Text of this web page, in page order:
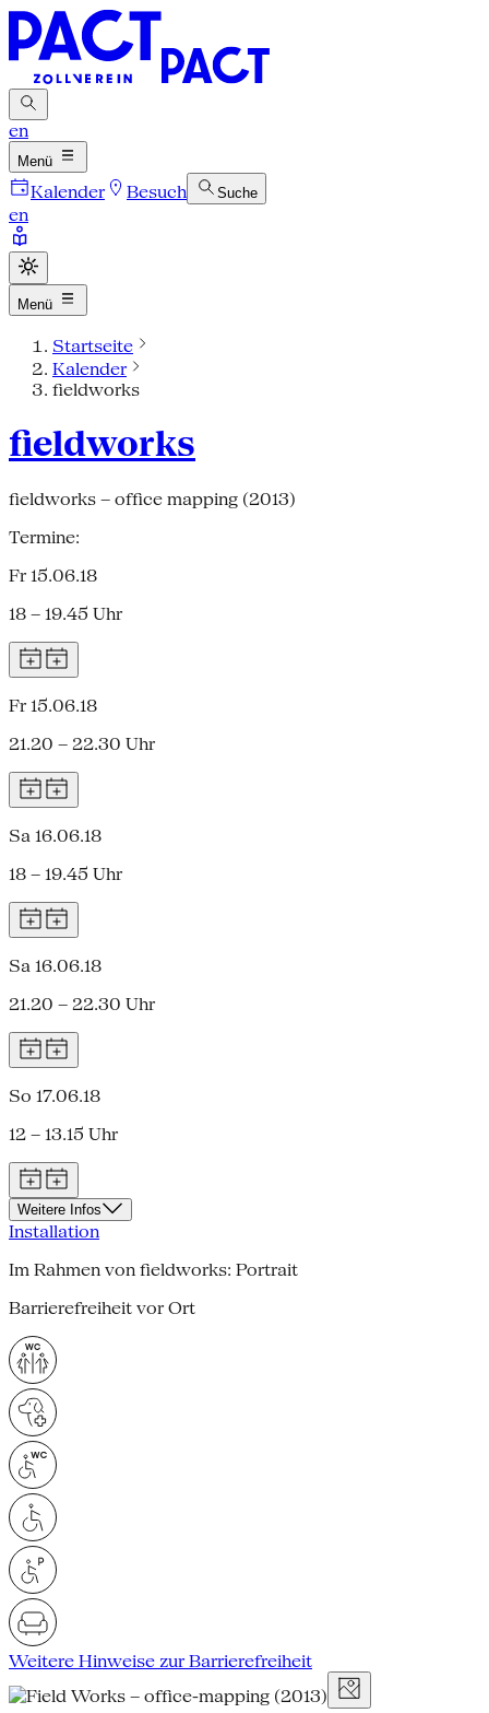
en
Menü
Kalender Besuch Suche
en
Menü
Startseite
Kalender
fieldworks
fieldworks
fieldworks – office mapping (2013)
Termine:
Fr 15.06.18
18 – 19.45 Uhr
Fr 15.06.18
21.20 – 22.30 Uhr
Sa 16.06.18
18 – 19.45 Uhr
Sa 16.06.18
21.20 – 22.30 Uhr
So 17.06.18
12 – 13.15 Uhr
Weitere Infos
Installation
Im Rahmen von fieldworks: Portrait
Barrierefreiheit vor Ort
Weitere Hinweise zur Barrierefreiheit